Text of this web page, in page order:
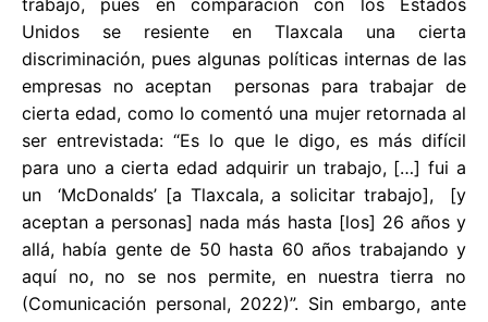
Unidos se resiente en Tlaxcala una cierta
discriminación, pues algunas políticas internas de las
empresas no aceptan personas para trabajar de
cierta edad, como lo comentó una mujer retornada al
ser entrevistada: “Es lo que le digo, es más difícil
para uno a cierta edad adquirir un trabajo, […] fui a
un ‘McDonalds’ [a Tlaxcala, a solicitar trabajo], [y
aceptan a personas] nada más hasta [los] 26 años y
allá, había gente de 50 hasta 60 años trabajando y
aquí no, no se nos permite, en nuestra tierra no
(Comunicación personal, 2022)”. Sin embargo, ante